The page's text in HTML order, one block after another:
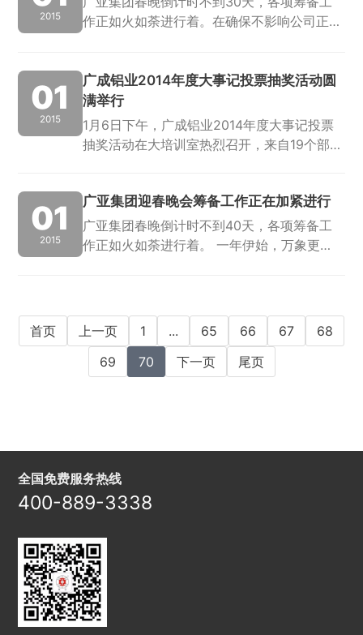
2015
作正如火如荼进行着。在确保不影响公司正常
积极认真地对待每次排练，抓紧时间掌握舞蹈
要领...
01
2015
广成铝业2014年度大事记投票抽奖活动圆
满举行
1月6日下午，广成铝业2014年度大事记投票
抽奖活动在大培训室热烈召开，来自19个部
十件广成铝业年度大事，中途穿插问答...
01
2015
广亚集团迎春晚会筹备工作正在加紧进行
广亚集团春晚倒计时不到40天，各项筹备工
作正如火如荼进行着。 一年伊始，万象更
...
首页 上一页 1 ... 65 66 67
68
69
70 下一页 尾页
全国免费服务热线
400-889-3338